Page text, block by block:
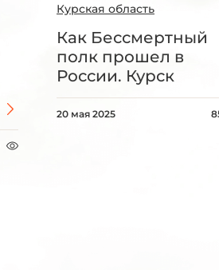
Курская область
Как Бессмертный
полк прошел в
России. Курск
20 мая 2025